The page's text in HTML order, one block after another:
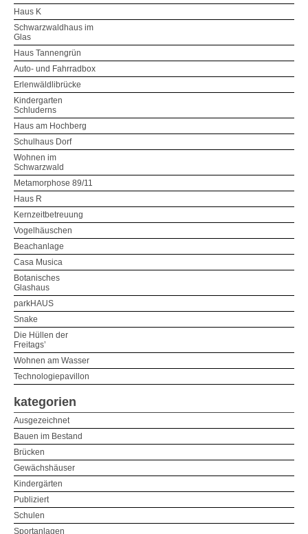
Haus K
Schwarzwaldhaus im
Glas
Haus Tannengrün
Auto- und Fahrradbox
Erlenwäldlibrücke
Kindergarten
Schluderns
Haus am Hochberg
Schulhaus Dorf
Wohnen im
Schwarzwald
Metamorphose 89/11
Haus R
Kernzeitbetreuung
Vogelhäuschen
Beachanlage
Casa Musica
Botanisches
Glashaus
parkHAUS
Snake
Die Hüllen der
Freitags’
Wohnen am Wasser
Technologiepavillon
kategorien
Ausgezeichnet
Bauen im Bestand
Brücken
Gewächshäuser
Kindergärten
Publiziert
Schulen
Sportanlagen